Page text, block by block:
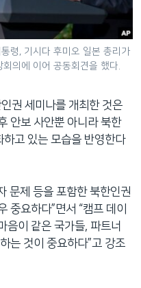
령, 기시다 후미오 일본 총리가
의에 이어 공동회견을 했다.
권 세미나를 개최한 것은
안보 사안뿐 아니라 북한
고 있는 모습을 반영한다
문제 등을 포함한 북한인권
중요하다”면서 “캠프 데이
음이 같은 국가들, 파트너
는 것이 중요하다”고 강조